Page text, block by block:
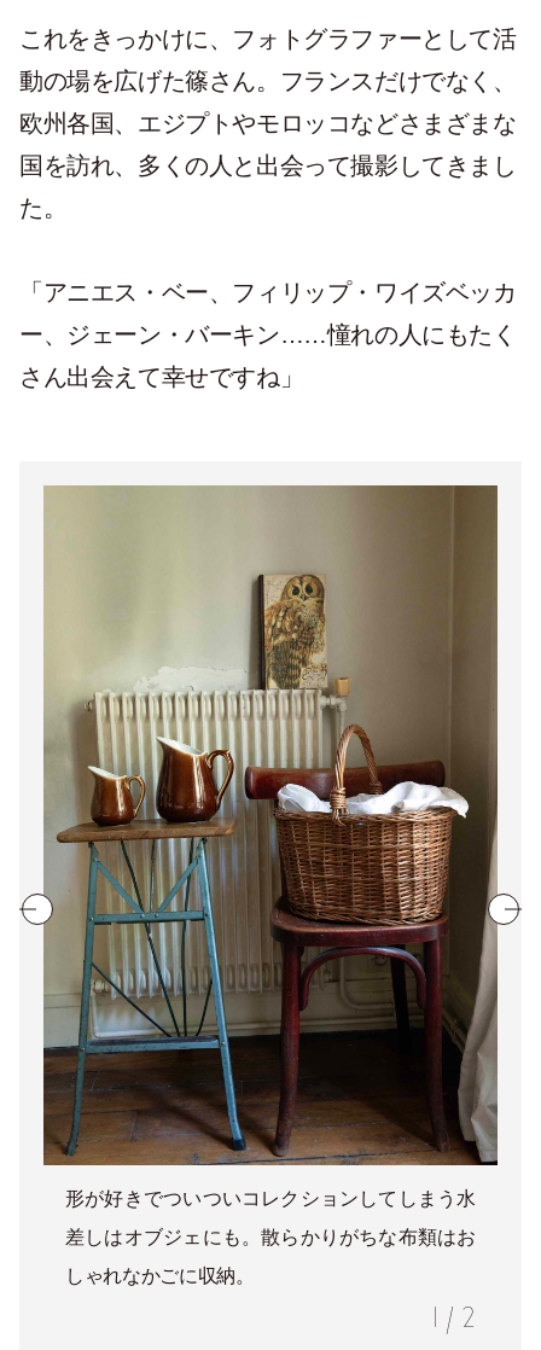
これをきっかけに、フォトグラファーとして活
動の場を広げた篠さん。フランスだけでなく、
欧州各国、エジプトやモロッコなどさまざまな
国を訪れ、多くの人と出会って撮影してきまし
た。
「アニエス・ベー、フィリップ・ワイズベッカ
ー、ジェーン・バーキン……憧れの人にもたく
さん出会えて幸せですね」
形が好きでついついコレクションしてしまう水
差しはオブジェにも。散らかりがちな布類はお
しゃれなかごに収納。
1 / 2